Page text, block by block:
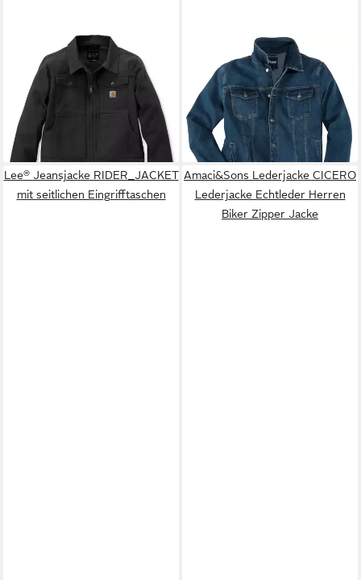
CARHARTT
Kurzjacke Duck
Relaxed 105748
ab 108,29 €
UVP 119,99 €
-10%
Jeansjacke
Jeansjacke Pioneer dark blue
used Übergröße
45,98 €
Lee® Jeansjacke RIDER_JACKET
mit seitlichen Eingrifftaschen
Amaci&Sons Lederjacke CICERO
Lederjacke Echtleder Herren
Biker Zipper Jacke